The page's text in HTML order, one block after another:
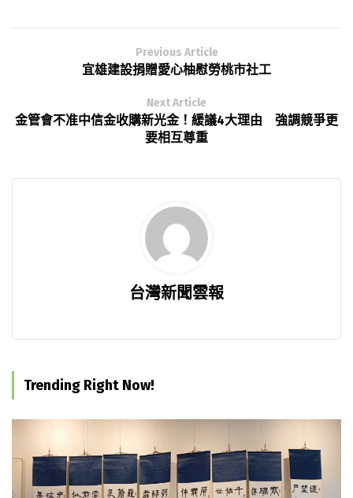
Previous Article
宜雄建設捐贈愛心柚慰勞桃市社工
Next Article
金管會不准中信金收購新光金！緩議4大理由 強調競爭更
要相互尊重
台灣新聞雲報
Trending Right Now!